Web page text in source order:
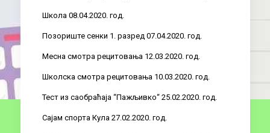
Школа 08.04.2020. год.
Позориште сенки 1. разред 07.04.2020. год.
Месна смотра рецитовања 12.03.2020. год.
Школска смотра рецитовања 10.03.2020. год.
Тест из саобраћаја “Пажљивко“ 25.02.2020. год.
Сајам спорта Кула 27.02.2020. год.